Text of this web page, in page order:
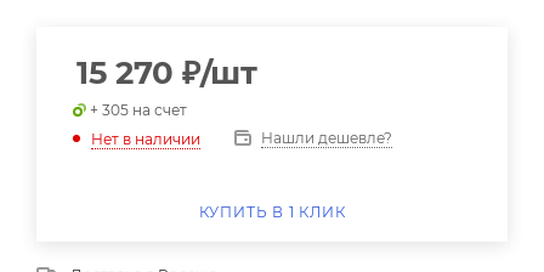
15 270 ₽/шт
+ 305 на счет
Нет в наличии
Нашли дешевле?
КУПИТЬ В 1 КЛИК